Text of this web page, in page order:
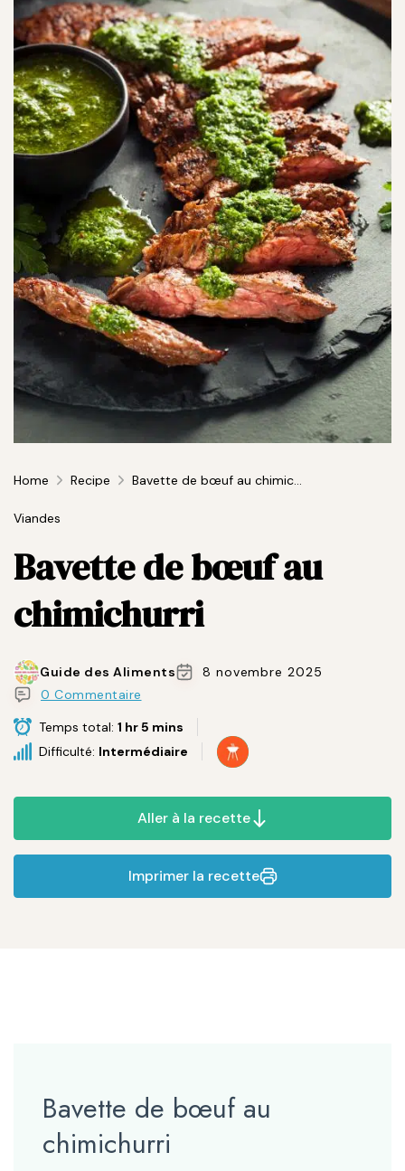
Home Recipe Bavette de bœuf au chimichurri
Viandes
Bavette de bœuf au
chimichurri
Guide des Aliments
8 novembre 2025
0 Commentaire
Temps total: 1 hr 5 mins
Difficulté: Intermédiaire
Aller à la recette
Imprimer la recette
Bavette de bœuf au
chimichurri